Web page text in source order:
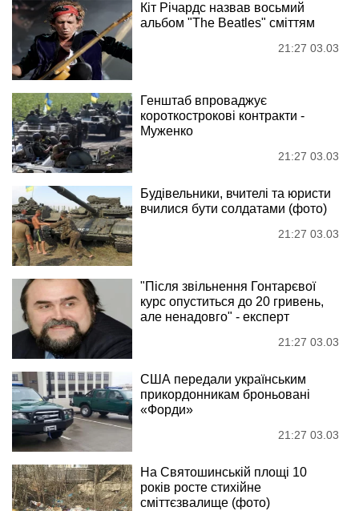
Кіт Річардс назвав восьмий
альбом "The Beatles" сміттям
21:27 03.03
Генштаб впроваджує
короткострокові контракти -
Муженко
21:27 03.03
Будівельники, вчителі та юристи
вчилися бути солдатами (фото)
21:27 03.03
"Після звільнення Гонтарєвої
курс опуститься до 20 гривень,
але ненадовго" - експерт
21:27 03.03
США передали українським
прикордонникам броньовані
«Форди»
21:27 03.03
На Святошинській площі 10
років росте стихійне
сміттєзвалище (фото)